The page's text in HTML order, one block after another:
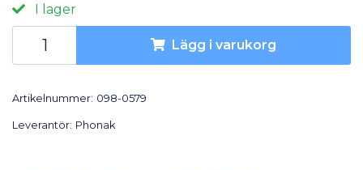
I lager
Lägg i varukorg
Artikelnummer: 098-0579
Leverantör: Phonak